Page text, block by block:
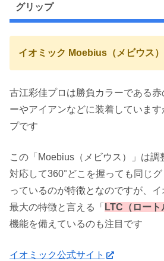
グリップ
イオミック Moebius（メビウス）
古江彩佳プロは勝負カラーである
ーやアイアンなどに装着していま
プです
この「Moebius（メビウス）」は調
対応して360°どこを握っても同じ
っているのが特徴となのですが、
最大の特徴と言える「 LTC（ロート
機能を備えているのも注目です
イオミック公式サイト